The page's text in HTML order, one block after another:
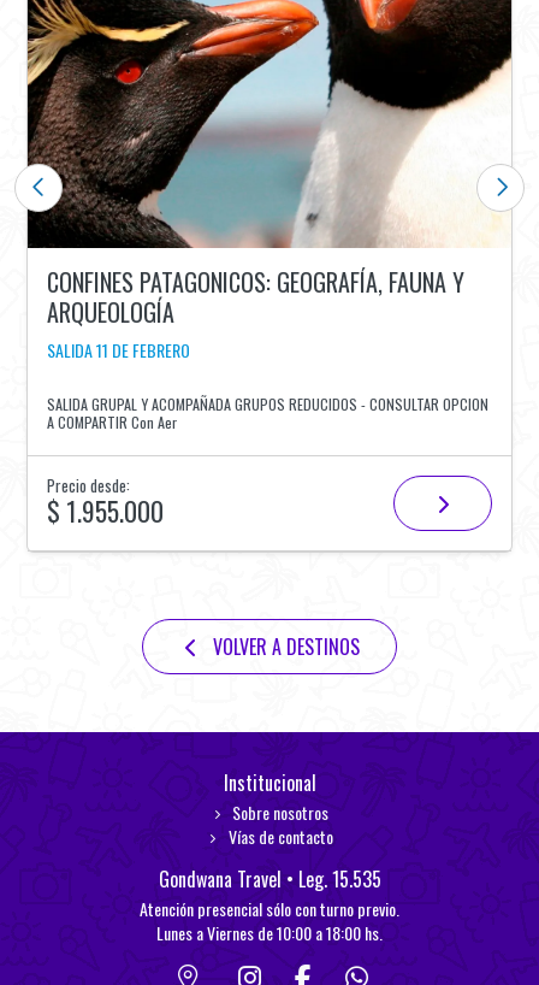
CONFINES PATAGONICOS: GEOGRAFÍA, FAUNA Y
ARQUEOLOGÍA
SALIDA 11 DE FEBRERO
SALIDA GRUPAL Y ACOMPAÑADA GRUPOS REDUCIDOS - CONSULTAR OPCION
A COMPARTIR Con Aer
Precio desde:
$ 1.955.000
VOLVER A DESTINOS
Institucional
Sobre nosotros
Vías de contacto
Gondwana Travel • Leg. 15.535
Atención presencial sólo con turno previo.
Lunes a Viernes de 10:00 a 18:00 hs.